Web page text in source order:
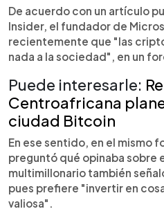
De acuerdo con un artículo
Insider, el fundador de
recientemente que "las
nada a la sociedad", en un
Puede interesarle:
Centroafricana
ciudad Bitcoin
En ese sentido, en el mismo
preguntó qué opinaba sobre
multimillonario también
pues prefiere "invertir en
valiosa".